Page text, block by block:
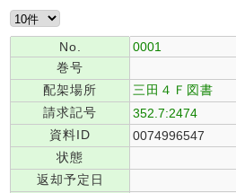
No.
0001
巻号
配架場所
三田４Ｆ図書
請求記号
352.7:2474
資料ID
0074996547
状態
返却予定日